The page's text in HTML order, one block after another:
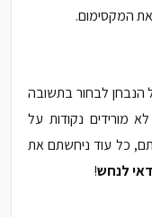
המקסימום.
הנבחן לבחור בתשובה
מורידים נקודות על
כל עוד ניחשתם את
לנחש!